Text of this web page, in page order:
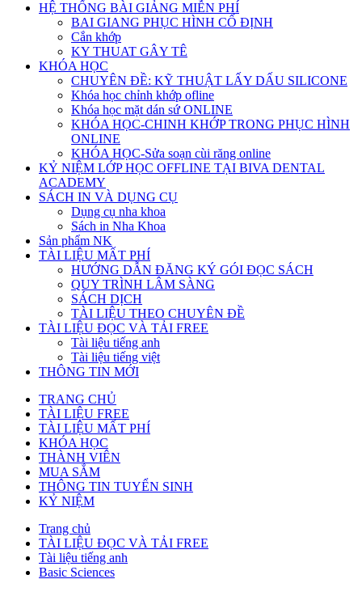
HỆ THỐNG BÀI GIẢNG MIỄN PHÍ
BAI GIANG PHỤC HÌNH CỐ ĐỊNH
Cắn khớp
KY THUAT GÂY TÊ
KHÓA HỌC
CHUYÊN ĐỀ: KỸ THUẬT LẤY DẤU SILICONE
Khóa học chỉnh khớp ofline
Khóa học mặt dán sứ ONLINE
KHÓA HỌC-CHINH KHỚP TRONG PHỤC HÌNH
ONLINE
KHÓA HỌC-Sửa soạn cùi răng online
KỶ NIỆM LỚP HỌC OFFLINE TẠI BIVA DENTAL
ACADEMY
SÁCH IN VÀ DỤNG CỤ
Dụng cụ nha khoa
Sách in Nha Khoa
Sản phẩm NK
TÀI LIỆU MẤT PHÍ
HƯỚNG DẪN ĐĂNG KÝ GÓI ĐỌC SÁCH
QUY TRÌNH LÂM SÀNG
SÁCH DỊCH
TÀI LIỆU THEO CHUYÊN ĐỀ
TÀI LIỆU ĐỌC VÀ TẢI FREE
Tài liệu tiếng anh
Tài liệu tiếng việt
THÔNG TIN MỚI
TRANG CHỦ
TÀI LIỆU FREE
TÀI LIỆU MẤT PHÍ
KHÓA HỌC
THÀNH VIÊN
MUA SẮM
THÔNG TIN TUYỂN SINH
KỶ NIỆM
Trang chủ
TÀI LIỆU ĐỌC VÀ TẢI FREE
Tài liệu tiếng anh
Basic Sciences